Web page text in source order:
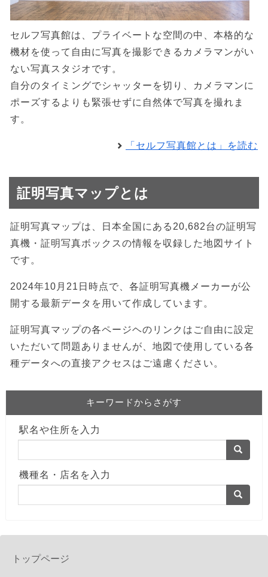
セルフ写真館は、プライベートな空間の中、本格的な
機材を使って自由に写真を撮影できるカメラマンがい
ない写真スタジオです。
自分のタイミングでシャッターを切り、カメラマンに
ポーズするよりも緊張せずに自然体で写真を撮れま
す。
「セルフ写真館とは」を読む
証明写真マップとは
証明写真マップは、日本全国にある20,682台の証明写
真機・証明写真ボックスの情報を収録した地図サイト
です。
2024年10月21日時点で、各証明写真機メーカーが公
開する最新データを用いて作成しています。
証明写真マップの各ページヘのリンクはご自由に設定
いただいて問題ありませんが、地図で使用している各
種データへの直接アクセスはご遠慮ください。
キーワードからさがす
駅名や住所を入力
機種名・店名を入力
トップページ